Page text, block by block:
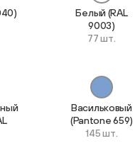
Белый (RAL
9003)
77 шт.
Васильковый
(Pantone 659)
145 шт.
Квадратные